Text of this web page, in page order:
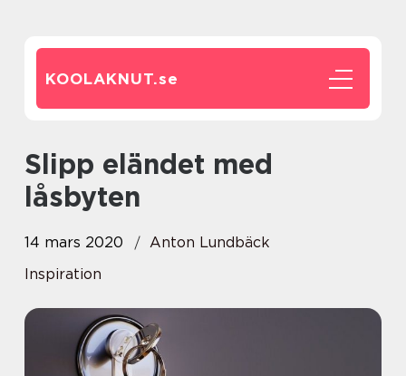
KOOLAKNUT.se
Slipp eländet med
låsbyten
14 mars 2020
Anton Lundbäck
Inspiration